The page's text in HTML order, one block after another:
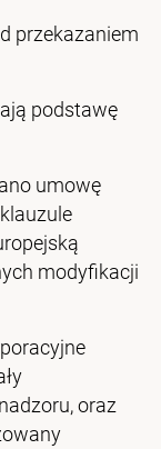
przekazaniem
podstawę
umowę
modyfikacji
oraz